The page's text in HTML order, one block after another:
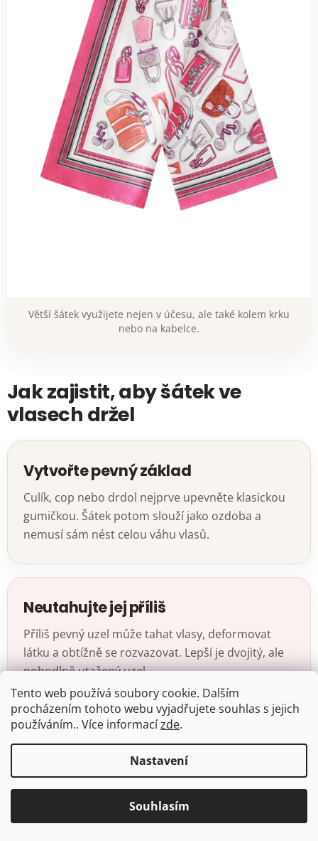
Tento web používá soubory cookie. Dalším
procházením tohoto webu vyjadřujete souhlas s jejich
používáním.. Více informacízde.
Nastavení
Souhlasím
Větší šátek využijete nejen v účesu, ale také kolem krku
nebo na kabelce.
Jak zajistit, aby šátek ve
vlasech držel
Vytvořte pevný základ
Culík, cop nebo drdol nejprve upevněte klasickou
gumičkou. Šátek potom slouží jako ozdoba a
nemusí sám nést celou váhu vlasů.
Neutahujte jej příliš
Příliš pevný uzel může tahat vlasy, deformovat
látku a obtížně se rozvazovat. Lepší je dvojitý, ale
pohodlně utažený uzel.
U hladkých vlasů přidejte texturu
Pomoci může lehké natočení, suchý šampon nebo
nenápadné sponky pod šátkem.